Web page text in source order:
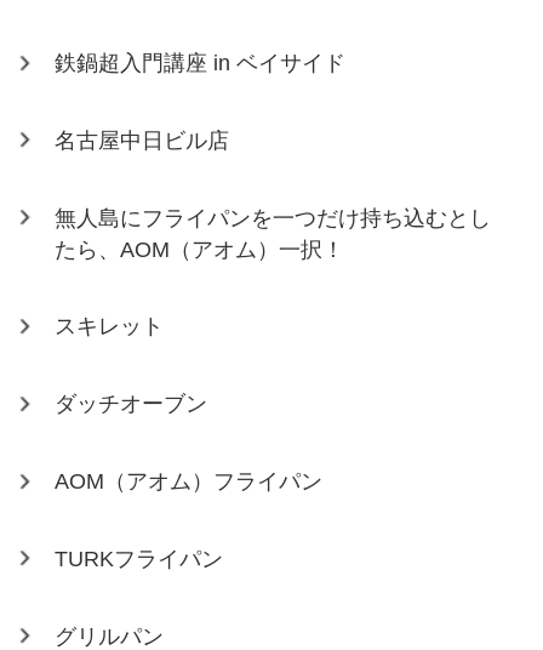
鉄鍋超入門講座 in ベイサイド
名古屋中日ビル店
無人島にフライパンを一つだけ持ち込むとし
たら、AOM（アオム）一択！
スキレット
ダッチオーブン
AOM（アオム）フライパン
TURKフライパン
グリルパン